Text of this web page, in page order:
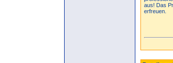
aus! Das
erfreuen.